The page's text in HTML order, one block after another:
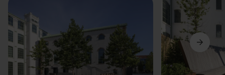
Predchádzajúci Ďalší